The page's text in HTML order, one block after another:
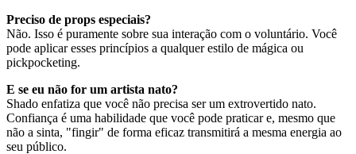
Preciso de props especiais?
Não. Isso é puramente sobre sua interação com o voluntário. Você
pode aplicar esses princípios a qualquer estilo de mágica ou
pickpocketing.
E se eu não for um artista nato?
Shado enfatiza que você não precisa ser um extrovertido nato.
Confiança é uma habilidade que você pode praticar e, mesmo que
não a sinta, "fingir" de forma eficaz transmitirá a mesma energia ao
seu público.